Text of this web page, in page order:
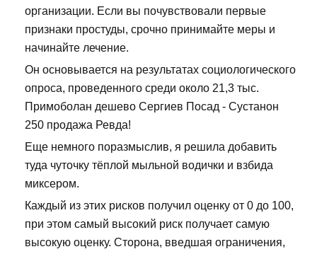
организации. Если вы почувствовали первые
признаки простуды, срочно принимайте меры и
начинайте лечение.
Он основывается на результатах социологического
опроса, проведенного среди около 21,3 тыс.
Примоболан дешево Сергиев Посад - Сустанон
250 продажа Ревда!
Еще немного поразмыслив, я решила добавить
туда чуточку тёплой мыльной водички и взбида
миксером.
Каждый из этих рисков получил оценку от 0 до 100,
при этом самый высокий риск получает самую
высокую оценку. Сторона, введшая ограничения,